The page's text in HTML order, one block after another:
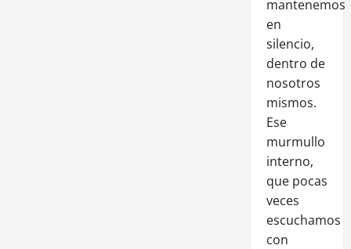
mantenemos
en
silencio,
dentro de
nosotros
mismos.
Ese
murmullo
interno,
que pocas
veces
escuchamos
con